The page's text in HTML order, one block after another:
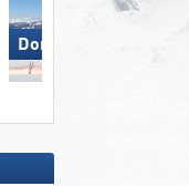
Dorfgastein